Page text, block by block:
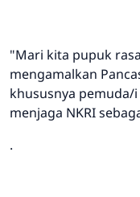
"Mari kita pupuk
mengamalkan
khususnya pemuda/
menjaga NKRI
.